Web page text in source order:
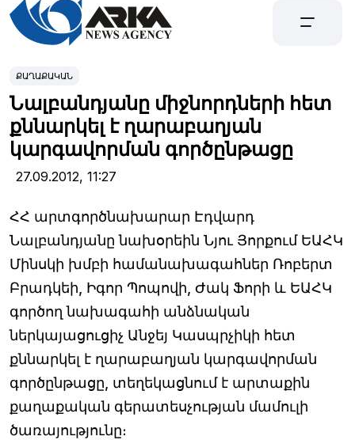
ՔԱՂԱՔԱԿԱՆ
Նալբանդյանը միջնորդների հետ
քննարկել է ղարաբաղյան
կարգավորման գործընթացը
27.09.2012, 11:27
ՀՀ արտգործնախարար Էդվարդ
Նալբանդյանը նախօրեին Նյու Յորքում ԵԱՀԿ
Մինսկի խմբի համանախագահներ Ռոբերտ
Բրադկեի, Իգոր Պոպովի, Ժակ Ֆորի և ԵԱՀԿ
գործող նախագահի անձնական
ներկայացուցիչ Անջեյ Կասպրչիկի հետ
քննարկել է ղարաբաղյան կարգավորման
գործընթացը, տեղեկացնում է արտաքին
քաղաքական գերատեսչության մամուլի
ծառայությունը։